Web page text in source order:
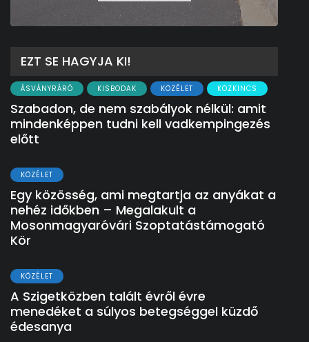
EZT SE HAGYJA KI!
ÁSVÁNYRÁRÓ KISBODAK KÖZÉLET KÖZKINCS
Szabadon, de nem szabályok nélkül: amit
mindenképpen tudni kell vadkempingezés
előtt
KÖZÉLET
Egy közösség, ami megtartja az anyákat a
nehéz időkben – Megalakult a
Mosonmagyaróvári Szoptatástámogató
Kör
KÖZÉLET
A Szigetközben talált évről évre
menedéket a súlyos betegséggel küzdő
édesanya